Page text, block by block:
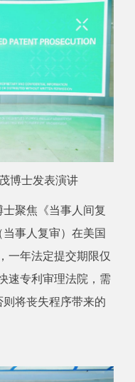
博士发表演讲
聚焦《当事人间复
事人复审）在美国
一年法定提交期限仅
速专利审理法院，需
将丧失程序带来的